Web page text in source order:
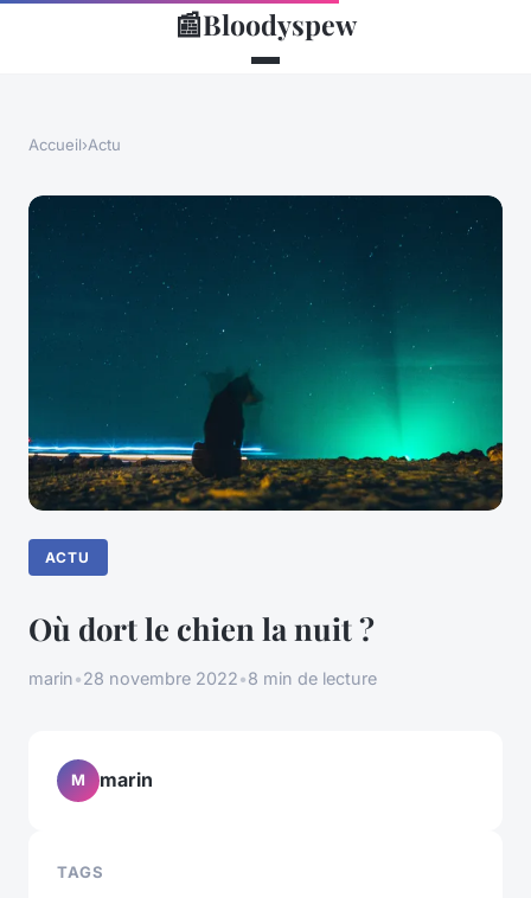
📰Bloodyspew
Accueil›Actu
ACTU
Où dort le chien la nuit ?
marin•28 novembre 2022•8 min de lecture
M marin
TAGS